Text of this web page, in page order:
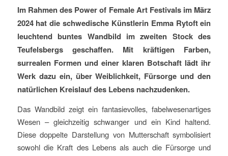
Im Rahmen des Power of Female Art Festivals im März
2024 hat die schwedische Künstlerin Emma Rytoft ein
leuchtend buntes Wandbild im zweiten Stock des
Teufelsbergs geschaffen. Mit kräftigen Farben,
surrealen Formen und einer klaren Botschaft lädt ihr
Werk dazu ein, über Weiblichkeit, Fürsorge und den
natürlichen Kreislauf des Lebens nachzudenken.
Das Wandbild zeigt ein fantasievolles, fabelwesenartiges
Wesen – gleichzeitig schwanger und ein Kind haltend.
Diese doppelte Darstellung von Mutterschaft symbolisiert
sowohl die Kraft des Lebens als auch die Fürsorge und